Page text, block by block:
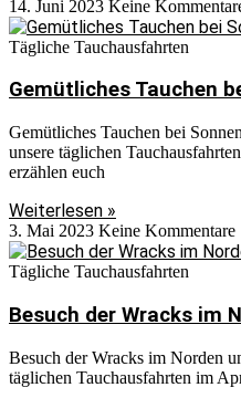
14. Juni 2023 Keine
Tägliche Tauchausfahrten
Gemütliches Tauchen
Gemütliches Tauchen bei
unsere täglichen
erzählen euch
Weiterlesen »
3. Mai 2023 Keine Kommentare
Tägliche Tauchausfahrten
Besuch der Wracks im
Besuch der Wracks im Norden
täglichen Tauchausfahrten im